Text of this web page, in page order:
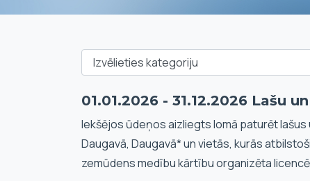
01.01.2026 - 31.12.2026 Lašu
Iekšējos ūdeņos aizliegts lomā paturēt
Daugavā, Daugavā* un vietās, kurās
zemūdens medību kārtību organizēta